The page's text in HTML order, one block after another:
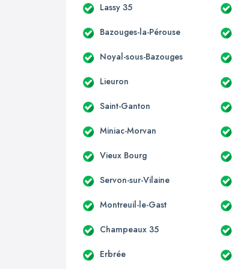
Lassy 35
Bazouges-la-Pérouse
Noyal-sous-Bazouges
Lieuron
Saint-Ganton
Miniac-Morvan
Vieux Bourg
Servon-sur-Vilaine
Montreuil-le-Gast
Champeaux 35
Erbrée